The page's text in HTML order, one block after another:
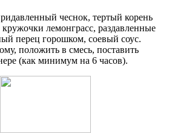
чеснок, тертый корень
лемонграсс, раздавленные
перец горошком, соевый соус.
положить в смесь, поставить
(как минимум на 6 часов).